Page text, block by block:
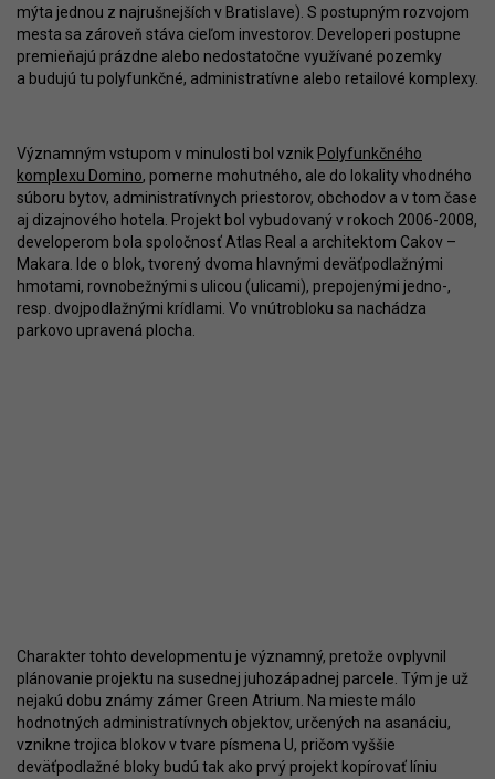
mýta jednou z najrušnejších v Bratislave). S postupným rozvojom
mesta sa zároveň stáva cieľom investorov. Developeri postupne
premieňajú prázdne alebo nedostatočne využívané pozemky
a budujú tu polyfunkčné, administratívne alebo retailové komplexy.
Významným vstupom v minulosti bol vznik Polyfunkčného
komplexu Domino, pomerne mohutného, ale do lokality vhodného
súboru bytov, administratívnych priestorov, obchodov a v tom čase
aj dizajnového hotela. Projekt bol vybudovaný v rokoch 2006-2008,
developerom bola spoločnosť Atlas Real a architektom Cakov –
Makara. Ide o blok, tvorený dvoma hlavnými deväťpodlažnými
hmotami, rovnobežnými s ulicou (ulicami), prepojenými jedno-,
resp. dvojpodlažnými krídlami. Vo vnútrobloku sa nachádza
parkovo upravená plocha.
Charakter tohto developmentu je významný, pretože ovplyvnil
plánovanie projektu na susednej juhozápadnej parcele. Tým je už
nejakú dobu známy zámer Green Atrium. Na mieste málo
hodnotných administratívnych objektov, určených na asanáciu,
vznikne trojica blokov v tvare písmena U, pričom vyššie
deväťpodlažné bloky budú tak ako prvý projekt kopírovať líniu